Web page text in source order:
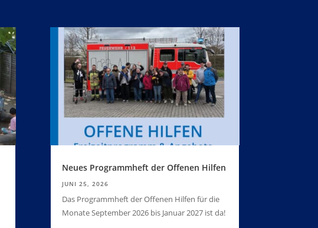
Neues Programmheft der Offenen Hilfen
JUNI 25, 2026
Das Programmheft der Offenen Hilfen für die
Monate September 2026 bis Januar 2027 ist da!